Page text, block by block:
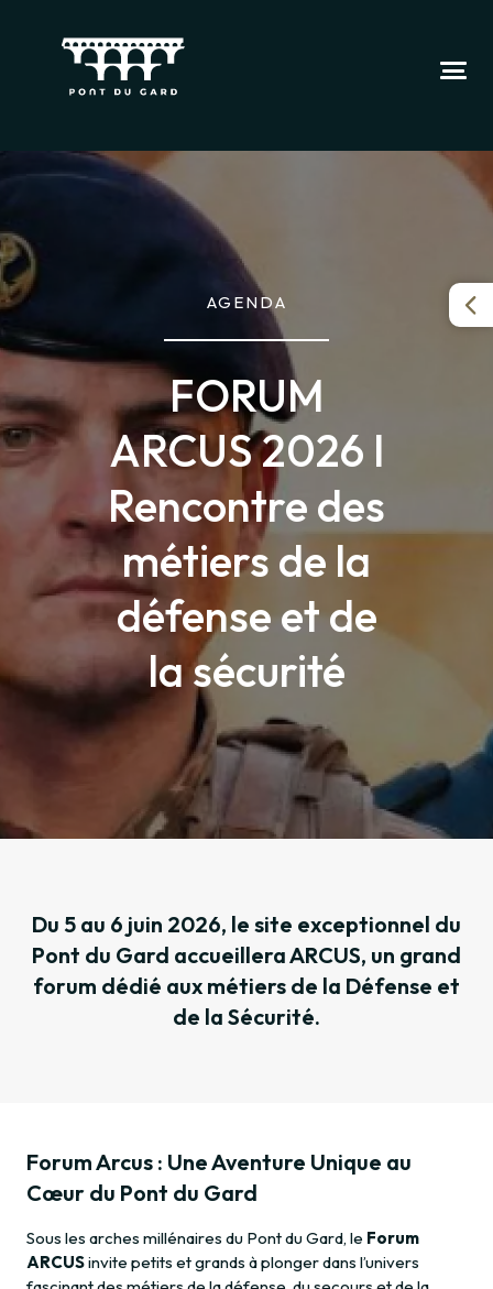
AGENDA
FORUM
ARCUS 2026 I
Rencontre des
métiers de la
défense et de
la sécurité
Du 5 au 6 juin 2026, le site exceptionnel du
Pont du Gard accueillera ARCUS, un grand
forum dédié aux métiers de la Défense et
de la Sécurité.
Forum Arcus : Une Aventure Unique au
Cœur du Pont du Gard
Sous les arches millénaires du Pont du Gard, le Forum
ARCUSinvite petits et grands à plonger dans l’univers